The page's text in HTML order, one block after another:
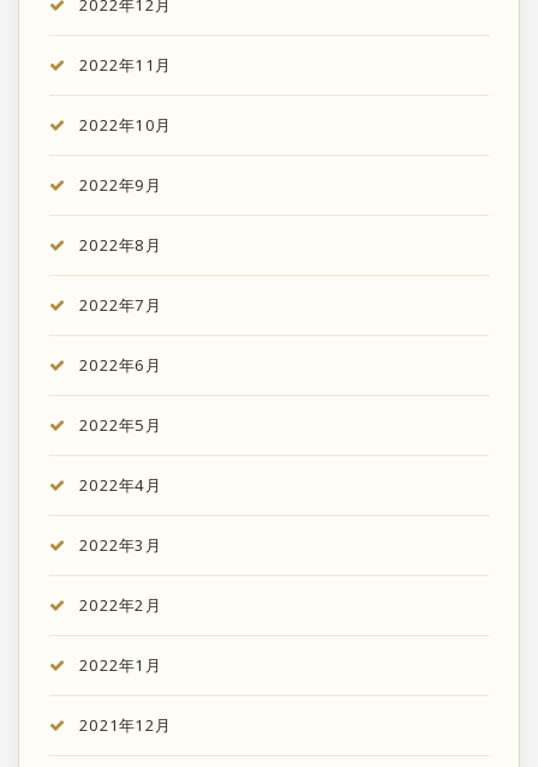
2022年12月
2022年11月
2022年10月
2022年9月
2022年8月
2022年7月
2022年6月
2022年5月
2022年4月
2022年3月
2022年2月
2022年1月
2021年12月